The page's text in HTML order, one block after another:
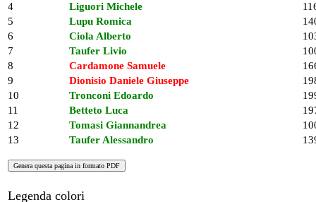
4
Liguori Michele
5
Lupu Romica
6
Ciola Alberto
7
Taufer Livio
8
Cardamone Samuele
9
Dionisio Daniele Giuseppe
10
Tronconi Edoardo
11
Betteto Luca
12
Tomasi Giannandrea
13
Taufer Alessandro
Legenda colori